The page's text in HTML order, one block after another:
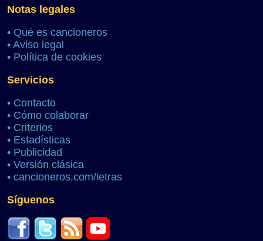
Notas legales
• Qué es cancioneros
• Aviso legal
• Política de cookies
Servicios
• Contacto
• Cómo colaborar
• Criterios
• Estadísticas
• Publicidad
• Versión clásica
• cancioneros.com/letras
Síguenos